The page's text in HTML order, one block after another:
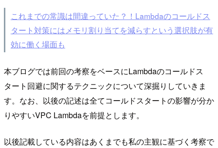
これまでの常識は間違っていた？！Lambdaのコールドス
タート対策にはメモリ割り当てを減らすという選択肢が有
効に働く場面も
本ブログでは前回の考察をベースにLambdaのコールドス
タート回避に関するテクニックについて深掘りしていきま
す。なお、以後の記述は全てコールドスタートの影響が分か
りやすいVPC Lambdaを前提とします。
以後記載している内容はあくまでも私の主観に基づく考察で